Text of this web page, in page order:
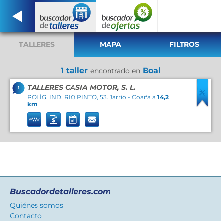
TALLERES MAPA FILTROS
1 taller encontrado en Boal
1 TALLERES CASIA MOTOR, S. L.
POLÍG. IND. RIO PINTO, 53. Jarrio - Coaña a 14,2
km
Buscadordetalleres.com
Quiénes somos
Contacto